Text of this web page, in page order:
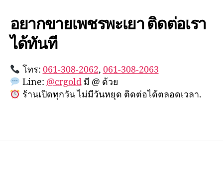
อยากขายเพชรพะเยา ติดต่อเรา
ได้ทันที
โทร: 061-308-2062, 061-308-2063
Line: @crgoldมี @ ด้วย
ร้านเปิดทุกวัน ไม่มีวันหยุด ติดต่อได้ตลอดเวลา.